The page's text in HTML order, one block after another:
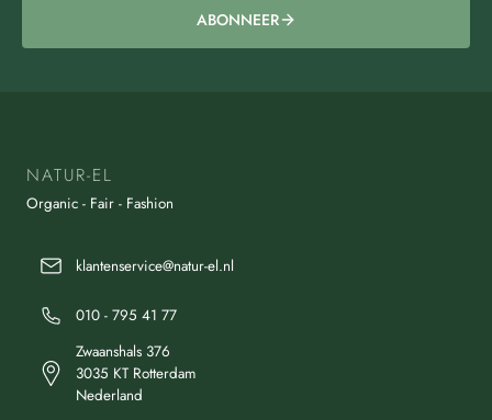
ABONNEER
NATUR-EL
Organic - Fair - Fashion
klantenservice@natur-el.nl
010 - 795 41 77
Zwaanshals 376
3035 KT Rotterdam
Nederland